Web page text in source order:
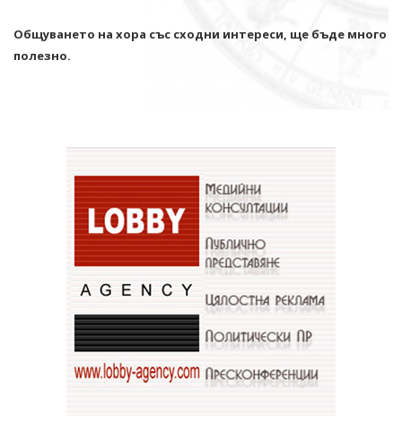
Общуването на хора със сходни интереси, ще бъде много
полезно.